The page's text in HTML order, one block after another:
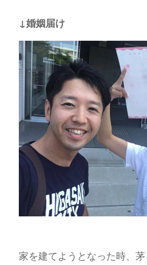
↓婚姻届け
家を建てようとなった時、